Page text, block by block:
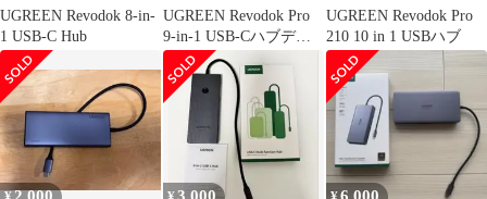
UGREEN Revodok 8-in-
1 USB-C Hub
UGREEN Revodok Pro
9-in-1 USB-Cハブデー
タ転送
UGREEN Revodok Pro
210 10 in 1 USBハブ
2,000 3,000 6,000